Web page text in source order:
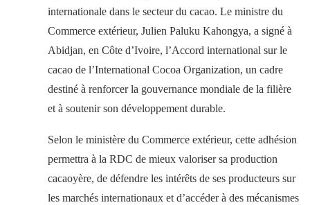
internationale dans le secteur du cacao. Le ministre du
Commerce extérieur, Julien Paluku Kahongya, a signé à
Abidjan, en Côte d’Ivoire, l’Accord international sur le
cacao de l’International Cocoa Organization, un cadre
destiné à renforcer la gouvernance mondiale de la filière
et à soutenir son développement durable.
Selon le ministère du Commerce extérieur, cette adhésion
permettra à la RDC de mieux valoriser sa production
cacaoyère, de défendre les intérêts de ses producteurs sur
les marchés internationaux et d’accéder à des mécanismes